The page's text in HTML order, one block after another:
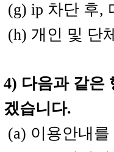
(g) ip 차단 후,
(h) 개인 및 단
4) 다음과 같은
겠습니다.
(a) 이용안내